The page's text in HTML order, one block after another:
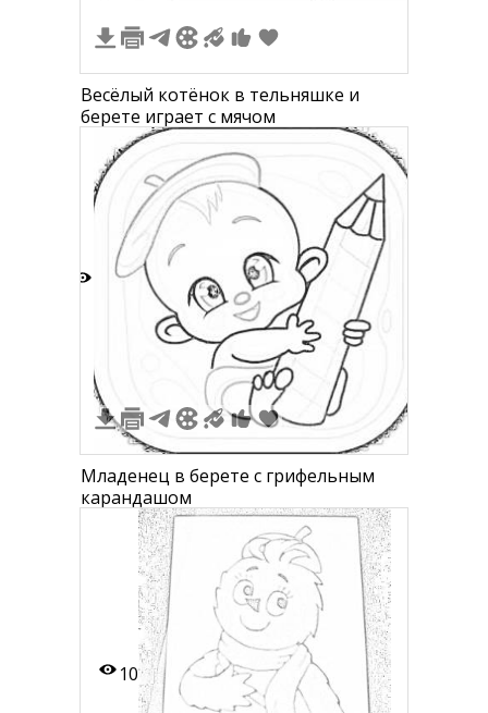
Весёлый котёнок в тельняшке и
берете играет с мячом
Младенец в берете с грифельным
карандашом
10